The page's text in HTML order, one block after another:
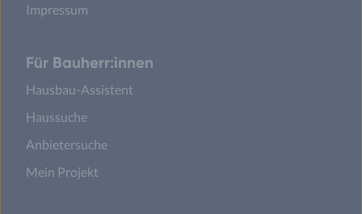
Impressum
Für Bauherr:innen
Hausbau-Assistent
Haussuche
Anbietersuche
Mein Projekt